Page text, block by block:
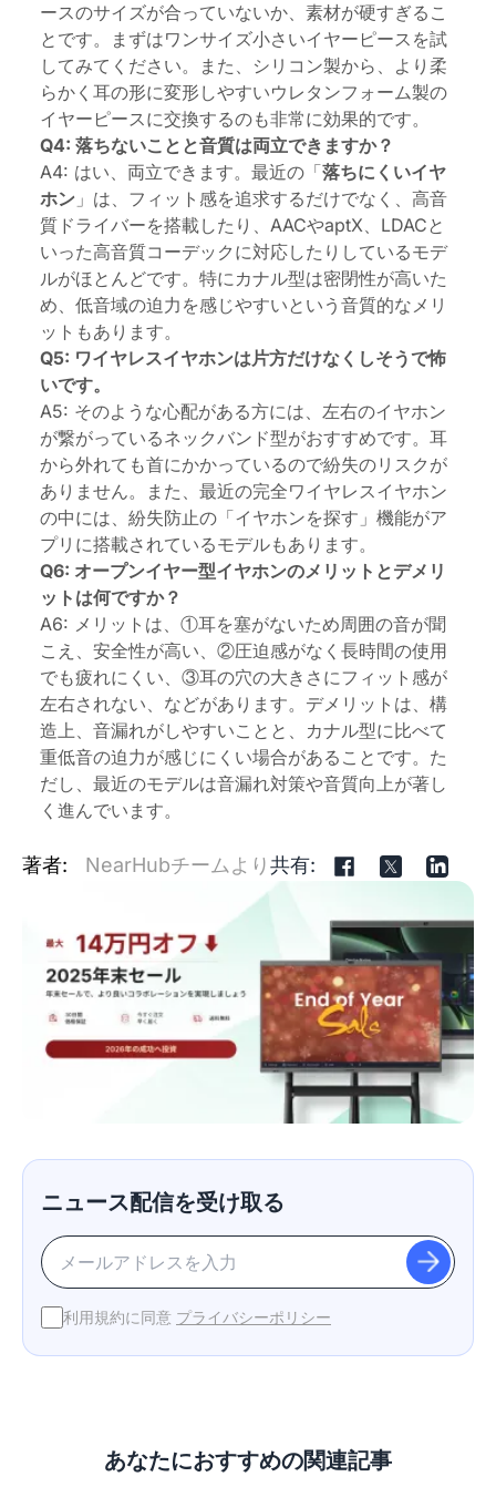
ースのサイズが合っていないか、素材が硬すぎるこ
とです。まずはワンサイズ小さいイヤーピースを試
してみてください。また、シリコン製から、より柔
らかく耳の形に変形しやすいウレタンフォーム製の
イヤーピースに交換するのも非常に効果的です。
Q4: 落ちないことと音質は両立できますか？
A4: はい、両立できます。最近の「落ちにくいイヤ
ホン 」は、フィット感を追求するだけでなく、高音
質ドライバーを搭載したり、AACやaptX、LDACと
いった高音質コーデックに対応したりしているモデ
ルがほとんどです。特にカナル型は密閉性が高いた
め、低音域の迫力を感じやすいという音質的なメリ
ットもあります。
Q5: ワイヤレスイヤホンは片方だけなくしそうで怖
いです。
A5: そのような心配がある方には、左右のイヤホン
が繋がっているネックバンド型がおすすめです。耳
から外れても首にかかっているので紛失のリスクが
ありません。また、最近の完全ワイヤレスイヤホン
の中には、紛失防止の「イヤホンを探す」機能がア
プリに搭載されているモデルもあります。
Q6: オープンイヤー型イヤホンのメリットとデメリ
ットは何ですか？
A6: メリットは、①耳を塞がないため周囲の音が聞
こえ、安全性が高い、②圧迫感がなく長時間の使用
でも疲れにくい、③耳の穴の大きさにフィット感が
左右されない、などがあります。デメリットは、構
造上、音漏れがしやすいことと、カナル型に比べて
重低音の迫力が感じにくい場合があることです。た
だし、最近のモデルは音漏れ対策や音質向上が著し
く進んでいます。
著者: NearHubチームより共有:
ニュース配信を受け取る
利用規約に同意 プライバシーポリシー
あなたにおすすめの関連記事